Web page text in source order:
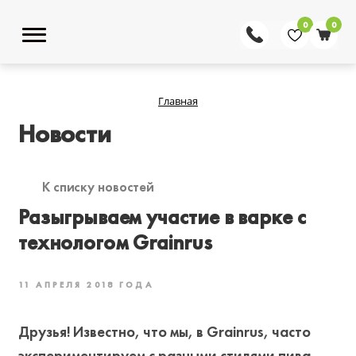
0 0
Главная
Новости
К списку новостей
Разыгрываем участие в варке с
технологом Grainrus
11 АПРЕЛЯ 2018 ГОДА
Друзья! Известно, что мы, в Grainrus, часто